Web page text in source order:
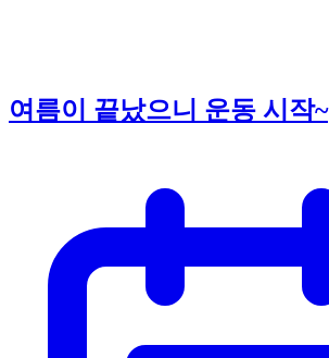
여름이 끝났으니 운동 시작~